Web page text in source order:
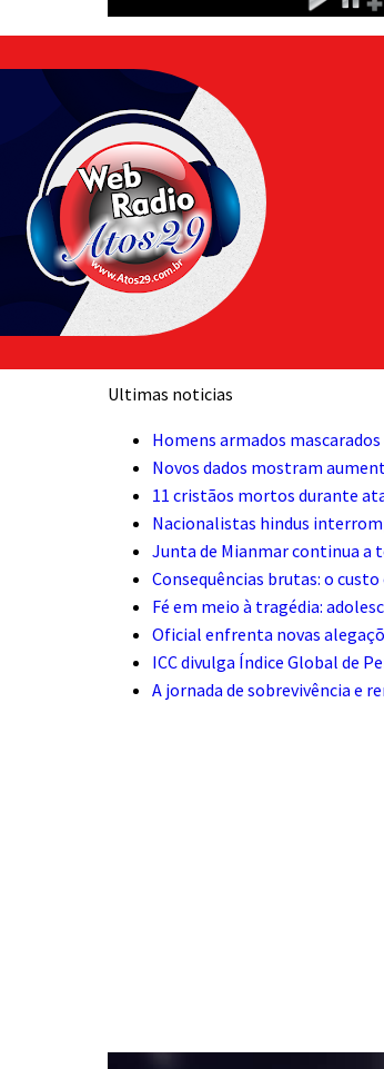
Ultimas noticias
Homens armados
Novos dados mostram
11 cristãos mortos durante
Nacionalistas hindus
Junta de Mianmar continua
Consequências brutas: o
Fé em meio à tragédia:
Oficial enfrenta novas
ICC divulga Índice Global de
A jornada de sobrevivência e